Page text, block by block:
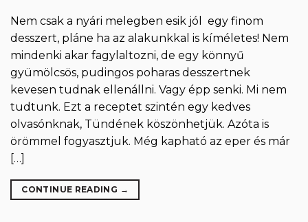
Nem csak a nyári melegben esik jól egy finom
desszert, pláne ha az alakunkkal is kíméletes! Nem
mindenki akar fagylaltozni, de egy könnyű
gyümölcsös, pudingos poharas desszertnek
kevesen tudnak ellenállni. Vagy épp senki. Mi nem
tudtunk. Ezt a receptet szintén egy kedves
olvasónknak, Tündének köszönhetjük. Azóta is
örömmel fogyasztjuk. Még kapható az eper és már
[…]
CONTINUE READING →